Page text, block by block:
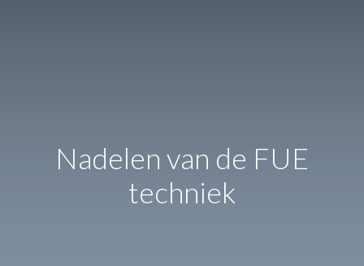
Nadelen van de FUE
techniek